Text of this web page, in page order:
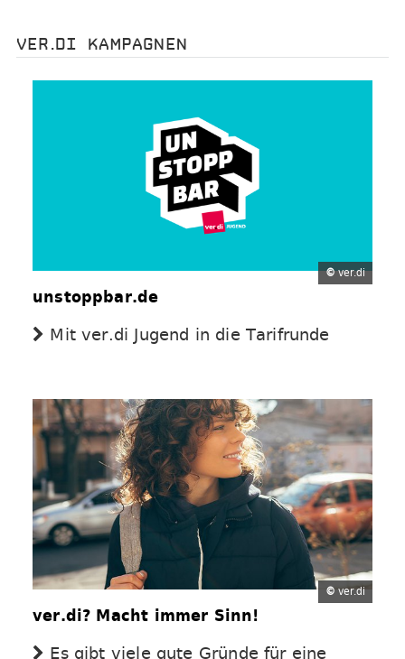
VER.DI KAMPAGNEN
©ver.di
unstoppbar.de
Mit ver.di Jugend in die Tarifrunde
© ver.di
ver.di? Macht immer Sinn!
Es gibt viele gute Gründe für eine